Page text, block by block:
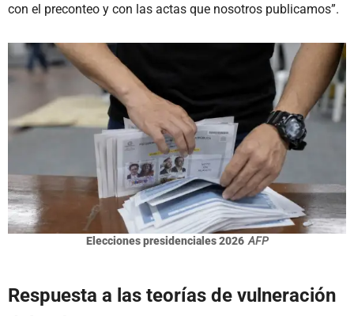
con el preconteo y con las actas que nosotros publicamos”.
Elecciones presidenciales 2026 AFP
Respuesta a las teorías de vulneración